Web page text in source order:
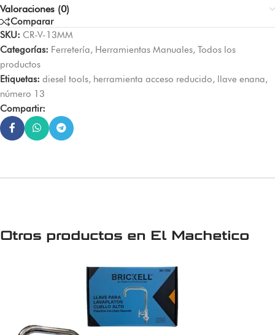
Valoraciones (0)
Comparar
SKU: CR-V-13MM
Categorías: Ferretería, Herramientas Manuales, Todos los
productos
Etiquetas: diesel tools, herramienta acceso reducido, llave enana,
número 13
Compartir:
Otros productos en El Machetico